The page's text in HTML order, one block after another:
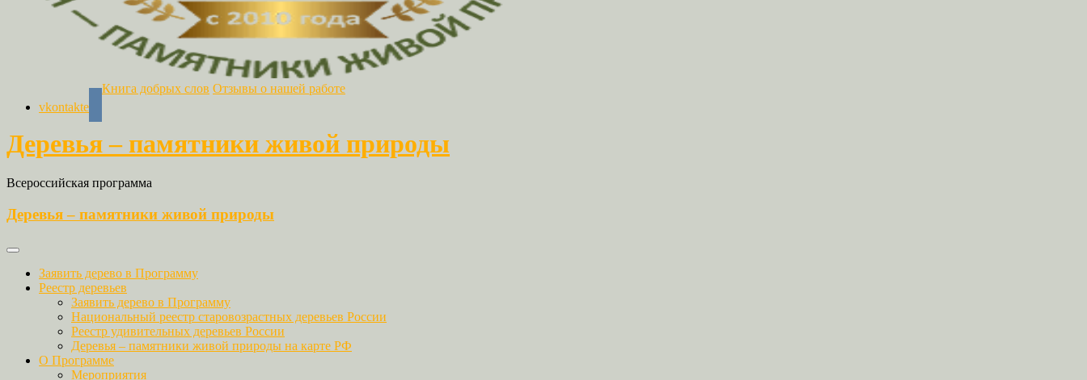
vkontakte
Книга добрых слов Отзывы о нашей работе
Деревья – памятники живой природы
Всероссийская программа
Деревья – памятники живой природы
Заявить дерево в Программу
Реестр деревьев
Заявить дерево в Программу
Национальный реестр старовозрастных деревьев России
Реестр удивительных деревьев России
Деревья – памятники живой природы на карте РФ
О Программе
Мероприятия